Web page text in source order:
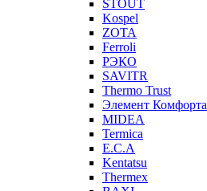
STOUT
Kospel
ZOTA
Ferroli
РЭКО
SAVITR
Thermo Trust
Элемент Комфорта
MIDEA
Termica
E.C.A
Kentatsu
Thermex